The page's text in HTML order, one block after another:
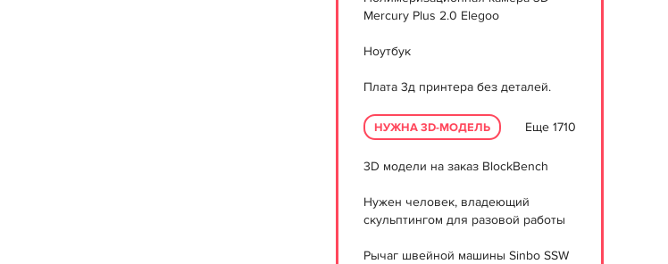
Mercury Plus 2.0 Elegoo
Ноутбук
Плата 3д принтера без деталей.
НУЖНА 3D-МОДЕЛЬ Еще 1710
3D модели на заказ BlockBench
Нужен человек, владеющий
скульптингом для разовой работы
Рычаг швейной машины Sinbo SSW